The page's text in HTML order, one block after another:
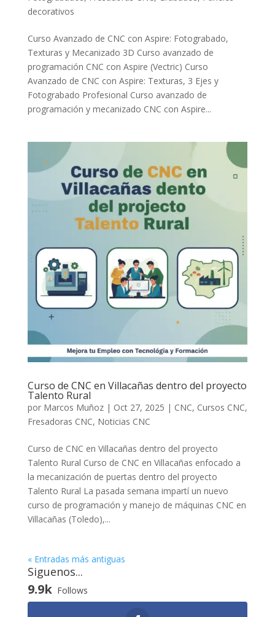
decorativos
Curso Avanzado de CNC con Aspire: Fotograbado,
Texturas y Mecanizado 3D Curso avanzado de
programación CNC con Aspire (Vectric) Curso
Avanzado de CNC con Aspire: Texturas, 3 Ejes y
Fotograbado Profesional Curso avanzado de
programación y mecanizado CNC con Aspire...
Curso de CNC en Villacañas dentro del proyecto
Talento Rural
por Marcos Muñoz| Oct 27, 2025 | CNC, Cursos CNC,
Fresadoras CNC, Noticias CNC
Curso de CNC en Villacañas dentro del proyecto
Talento Rural Curso de CNC en Villacañas enfocado a
la mecanización de puertas dentro del proyecto
Talento Rural La pasada semana impartí un nuevo
curso de programación y manejo de máquinas CNC en
Villacañas (Toledo),...
« Entradas más antiguas
Siguenos...
9.9k Follows